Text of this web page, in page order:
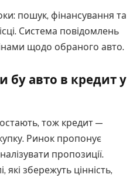
пошук, фінансування та
Система повідомлень
щодо обраного авто.
бу авто в кредит у
тож кредит —
Ринок пропонує
пропозиції.
які збережуть цінність,